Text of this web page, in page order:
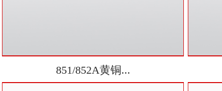
851/852A黄铜...